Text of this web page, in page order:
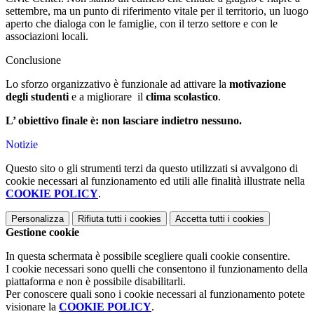
settembre, ma un punto di riferimento vitale per il territorio, un luogo
aperto che dialoga con le famiglie, con il terzo settore e con le
associazioni locali.
Conclusione
Lo sforzo organizzativo è funzionale ad attivare la motivazione
degli studenti e a migliorare il clima scolastico.
L’ obiettivo finale è: non lasciare indietro nessuno.
Notizie
Questo sito o gli strumenti terzi da questo utilizzati si avvalgono di
cookie necessari al funzionamento ed utili alle finalità illustrate nella
COOKIE POLICY.
Personalizza Rifiuta tutti i cookies Accetta tutti i cookies
Gestione cookie
In questa schermata è possibile scegliere quali cookie consentire.
I cookie necessari sono quelli che consentono il funzionamento della
piattaforma e non è possibile disabilitarli.
Per conoscere quali sono i cookie necessari al funzionamento potete
visionare la COOKIE POLICY.